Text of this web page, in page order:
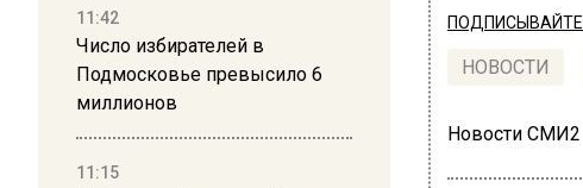
11:42
Число избирателей в
Подмосковье превысило 6
миллионов
11:15
НОВОСТИ
Новости СМИ2